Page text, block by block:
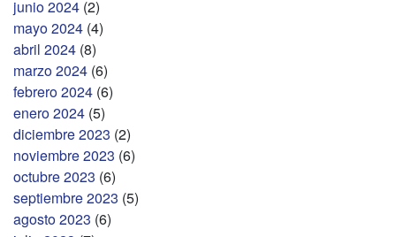
junio 2024 (2)
mayo 2024 (4)
abril 2024 (8)
marzo 2024 (6)
febrero 2024 (6)
enero 2024 (5)
diciembre 2023 (2)
noviembre 2023 (6)
octubre 2023 (6)
septiembre 2023 (5)
agosto 2023 (6)